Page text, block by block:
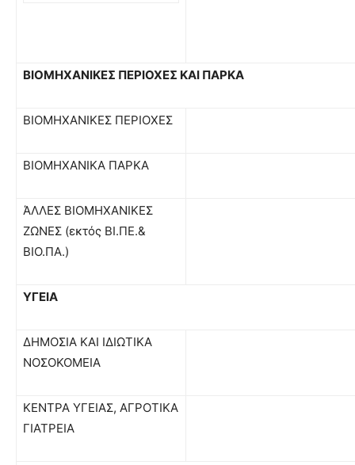
ΒΙΟΜΗΧΑΝΙΚΕΣ ΠΕΡΙΟΧΕΣ ΚΑΙ ΠΑΡΚΑ
ΒΙΟΜΗΧΑΝΙΚΕΣ ΠΕΡΙΟΧΕΣ
ΒΙΟΜΗΧΑΝΙΚΑ ΠΑΡΚΑ
ΆΛΛΕΣ ΒΙΟΜΗΧΑΝΙΚΕΣ
ΖΩΝΕΣ (εκτός ΒΙ.ΠΕ.&
ΒΙΟ.ΠΑ.)
ΥΓΕΙΑ
ΔΗΜΟΣΙΑ ΚΑΙ ΙΔΙΩΤΙΚΑ
ΝΟΣΟΚΟΜΕΙΑ
ΚΕΝΤΡΑ ΥΓΕΙΑΣ, ΑΓΡΟΤΙΚΑ
ΓΙΑΤΡΕΙΑ